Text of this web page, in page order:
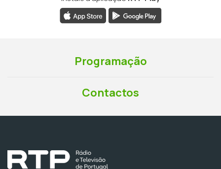
Programação
Contactos